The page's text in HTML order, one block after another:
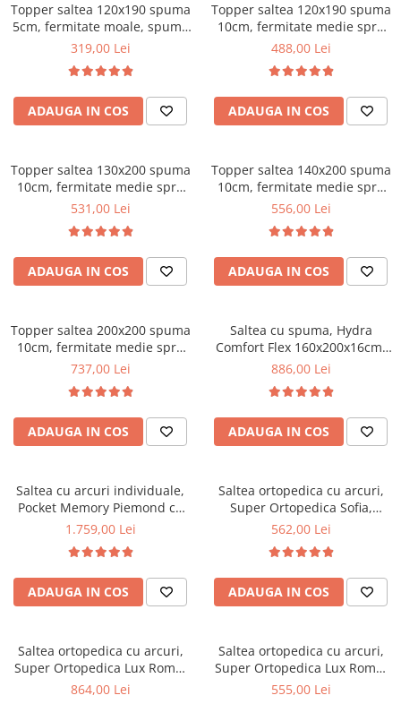
Mobila camera copii
Scaune birou pentru copii
Saltele patuturi copii
Masa si scaune gradinita
Topper saltea 120x190 spuma
5cm, fermitate moale, spuma
poliuretanica, husa fixa
319,00 Lei
ADAUGA IN COS
Topper saltea 120x190 spuma
10cm, fermitate medie spre
tare, spuma poliuretanica,
microfibra, Saltsib
488,00 Lei
ADAUGA IN COS
Topper saltea 130x200 spuma
10cm, fermitate medie spre
tare, spuma poliuretanica,
microfibra, Saltsib
531,00 Lei
ADAUGA IN COS
Topper saltea 140x200 spuma
10cm, fermitate medie spre
tare, spuma poliuretanica,
microfibra, Saltsib
556,00 Lei
ADAUGA IN COS
Topper saltea 200x200 spuma
10cm, fermitate medie spre
tare, spuma poliuretanica,
microfibra, Saltsib
737,00 Lei
ADAUGA IN COS
Saltea cu spuma, Hydra
Comfort Flex 160x200x16cm,
fermitate mediu spre tare,
detasabila, Saltsib
886,00 Lei
ADAUGA IN COS
Saltea cu arcuri individuale,
Pocket Memory Piemond cu
topper, 160x200x32cm,
memory foam 2,5 cm, husa
matlasata, sistem de aerisire
perimetral, greutate maxima
sustinuta 100 kg/utilizator,
1.759,00 Lei
ADAUGA IN COS
Saltea ortopedica cu arcuri,
Super Ortopedica Sofia,
130x200x20cm, fermitate
fata vara-iarna, sistem
aerisire cu butoni, Saltex
562,00 Lei
ADAUGA IN COS
Saltea ortopedica cu arcuri,
Super Ortopedica Lux Roma,
140x200x23cm, fermitate tare,
864,00 Lei
Saltea ortopedica cu arcuri,
Super Ortopedica Lux Roma,
90x200x23cm, fermitate tare,
555,00 Lei